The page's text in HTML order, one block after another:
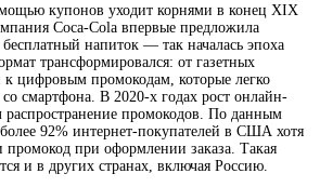
купонов уходит корнями в конец XIX
Coca-Cola впервые предложила
напиток — так началась эпоха
трансформировался: от газетных
цифровым промокодам, которые легко
смартфона. В 2020-х годах рост онлайн-
распространение промокодов. По данным
92% интернет-покупателей в США хотя
промокод при оформлении заказа. Такая
и в других странах, включая Россию.